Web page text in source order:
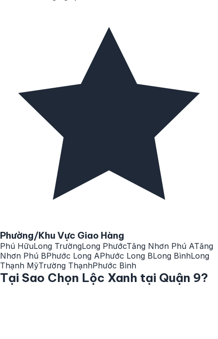
Phường/Khu Vực Giao Hàng
Phú HữuLong TrườngLong PhướcTăng Nhơn Phú ATăng
Nhơn Phú BPhước Long APhước Long BLong BìnhLong
Thạnh MỹTrường ThạnhPhước Bình
Tại Sao Chọn Lộc Xanh tại Quận 9?